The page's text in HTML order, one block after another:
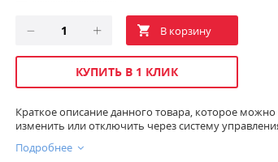
КУПИТЬ В 1 КЛИК
Краткое описание данного товара, которое можно
изменить или отключить через систему
Подробнее